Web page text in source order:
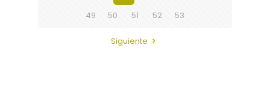
49
50 51 52 53
Siguiente